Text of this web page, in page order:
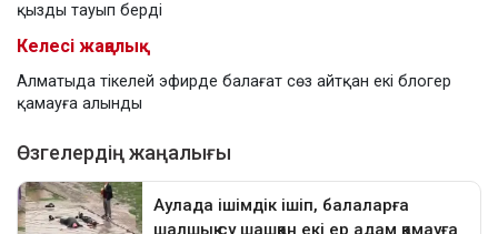
қызды тауып берді
Келесі жаңалық
Алматыда тікелей эфирде балағат сөз айтқан екі блогер
қамауға алынды